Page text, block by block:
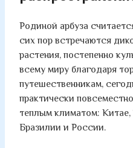
Родиной арбуза
сих пор встречаются
растения, постепенно
всему миру благодаря
путешественникам,
практически
теплым климатом: Китае,
Бразилии и России.